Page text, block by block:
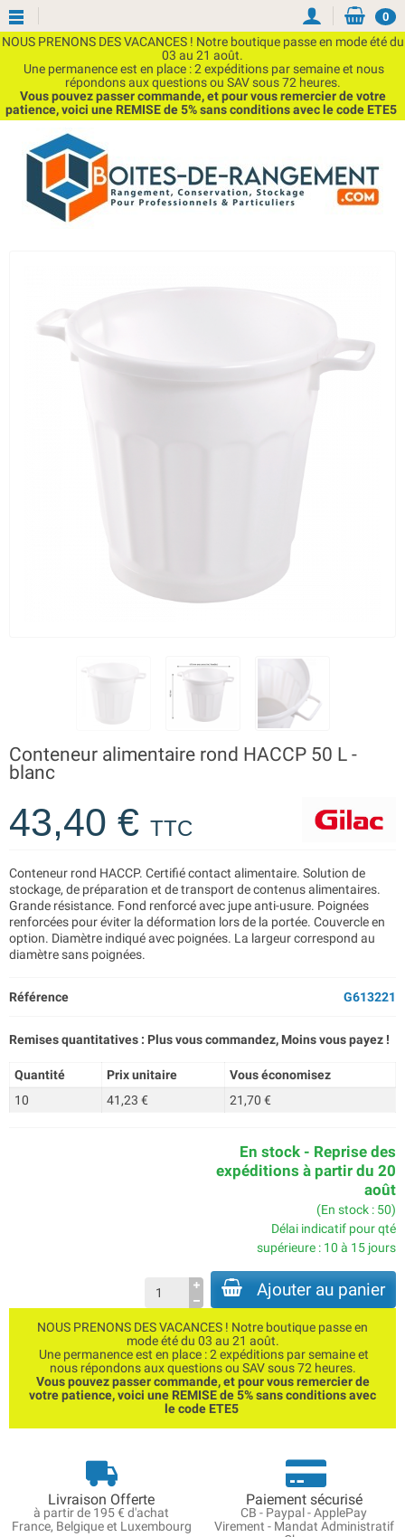
NOUS PRENONS DES VACANCES ! Notre boutique passe en mode été du
03 au 21 août.
Une permanence est en place : 2 expéditions par semaine et nous
répondons aux questions ou SAV sous 72 heures.
Vous pouvez passer commande, et pour vous remercier de votre
patience, voici une REMISE de 5% sans conditions avec le code ETE5
0
Conteneur alimentaire rond HACCP 50 L -
blanc
43,40 € TTC
Conteneur rond HACCP. Certifié contact alimentaire. Solution de
stockage, de préparation et de transport de contenus alimentaires.
Grande résistance. Fond renforcé avec jupe anti-usure. Poignées
renforcées pour éviter la déformation lors de la portée. Couvercle en
option. Diamètre indiqué avec poignées. La largeur correspond au
diamètre sans poignées.
Référence G613221
Remises quantitatives : Plus vous commandez, Moins vous payez !
Quantité Prix unitaire
Vous économisez
10
41,23 € 21,70 €
En stock - Reprise des
expéditions à partir du 20
août
(En stock : 50)
Délai indicatif pour qté
supérieure : 10 à 15 jours
Ajouter au panier
NOUS PRENONS DES VACANCES ! Notre boutique passe en
mode été du 03 au 21 août.
Une permanence est en place : 2 expéditions par semaine et
nous répondons aux questions ou SAV sous 72 heures.
Vous pouvez passer commande, et pour vous remercier de
votre patience, voici une REMISE de 5% sans conditions avec
le code ETE5
Livraison Offerte
à partir de 195 € d'achat
France, Belgique et Luxembourg
Paiement sécurisé
CB - Paypal - ApplePay
Virement - Mandat Administratif